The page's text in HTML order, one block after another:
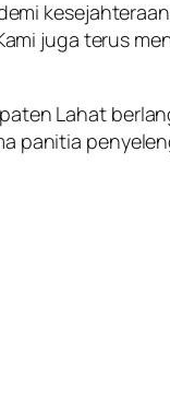
juga terus
Lahat
panitia